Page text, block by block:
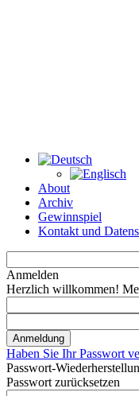
About
Archiv
Gewinnspiel
Kontakt und
Anmelden
Herzlich willkommen!
Haben Sie Ihr Passwort
Passwort-
Passwort zurücksetzen